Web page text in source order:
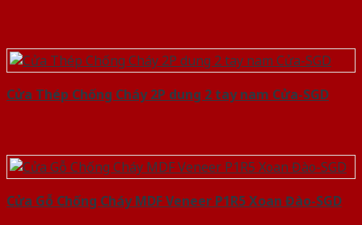
Cửa Thép Chống Cháy 2P dung 2 tay nam Cửa-SGD
Cửa Gỗ Chống Cháy MDF Veneer P1R5 Xoan Đào-SGD